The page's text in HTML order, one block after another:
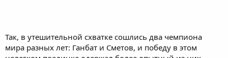
Так, в утешительной схватке сошлись два чемпиона
мира разных лет: Ганбат и Сметов, и победу в этом